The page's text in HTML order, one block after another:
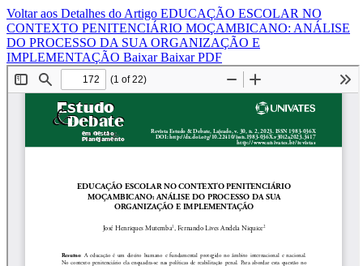
Voltar aos Detalhes do Artigo EDUCAÇÃO ESCOLAR NO
CONTEXTO PENITENCIÁRIO MOÇAMBICANO: ANÁLISE
DO PROCESSO DA SUA ORGANIZAÇÃO E
IMPLEMENTAÇÃO BaixarBaixar PDF